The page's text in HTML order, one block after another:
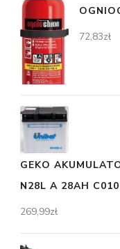
72,83zł
GEKO
N28L A 28AH
269,99zł